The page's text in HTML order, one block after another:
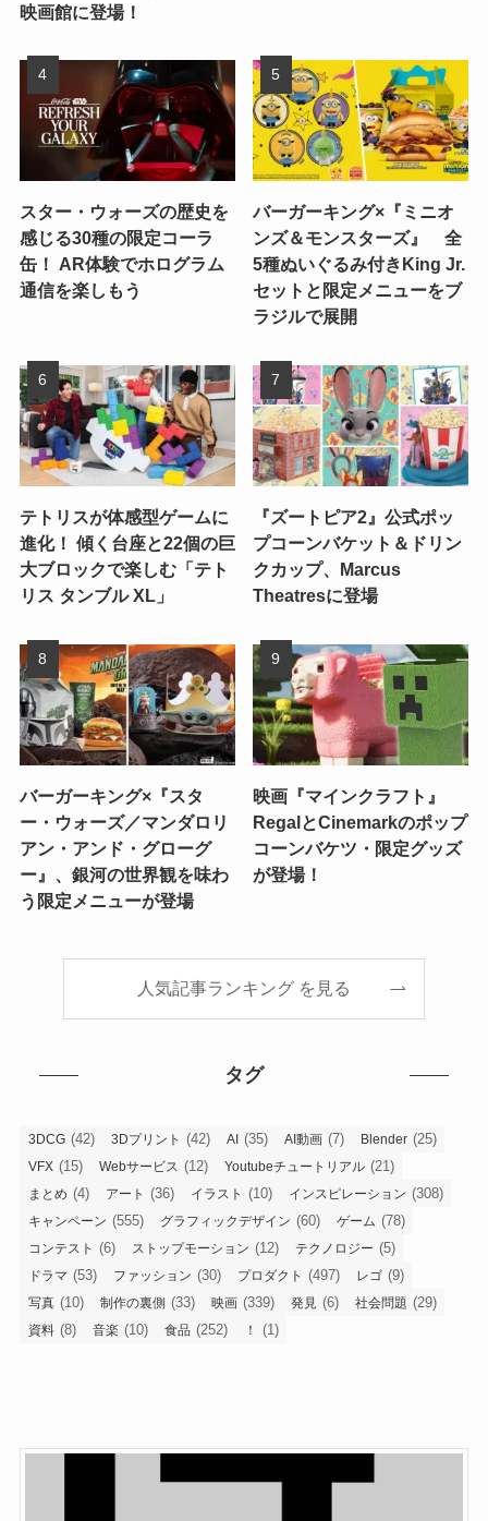
映画館に登場！
スター・ウォーズの歴史を
感じる30種の限定コーラ
缶！ AR体験でホログラム
通信を楽しもう
バーガーキング×『ミニオ
ンズ＆モンスターズ』 全
5種ぬいぐるみ付きKing Jr.
セットと限定メニューをブ
ラジルで展開
テトリスが体感型ゲームに
進化！ 傾く台座と22個の巨
大ブロックで楽しむ「テト
リス タンブル XL」
『ズートピア2』公式ポッ
プコーンバケット＆ドリン
クカップ、Marcus
Theatresに登場
バーガーキング×『スタ
ー・ウォーズ／マンダロリ
アン・アンド・グローグ
ー』、銀河の世界観を味わ
う限定メニューが登場
映画『マインクラフト』
RegalとCinemarkのポップ
コーンバケツ・限定グッズ
が登場！
人気記事ランキング を見る
タグ
3DCG (42) 3Dプリント (42) AI (35) AI動画 (7) Blender (25)
VFX (15) Webサービス (12) Youtubeチュートリアル (21)
まとめ (4) アート (36) イラスト (10) インスピレーション (308)
キャンペーン (555) グラフィックデザイン (60) ゲーム (78)
コンテスト (6) ストップモーション (12) テクノロジー (5)
ドラマ (53) ファッション (30) プロダクト (497) レゴ (9)
写真 (10) 制作の裏側 (33) 映画 (339) 発見 (6) 社会問題 (29)
資料 (8) 音楽 (10) 食品 (252) ！ (1)